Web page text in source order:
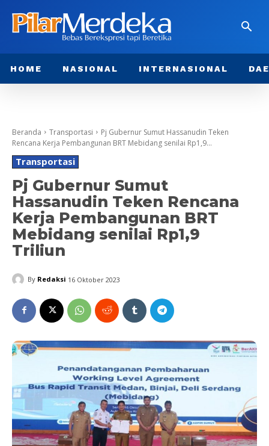
HOME NASIONAL INTERNASIONAL
Beranda Transportasi
Pj Gubernur Sumut Hassanudin Teken
Rencana Kerja Pembangunan BRT Mebidang senilai Rp1,9...
Transportasi
Pj Gubernur Sumut
Hassanudin Teken Rencana
Kerja Pembangunan BRT
Mebidang senilai Rp1,9
Triliun
By Redaksi 16 Oktober 2023